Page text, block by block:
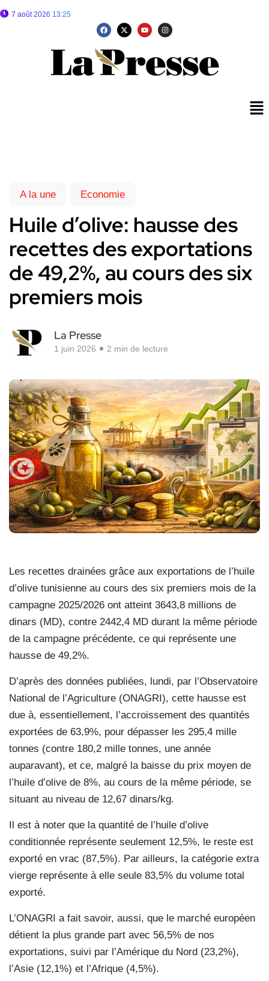
7 août 2026 13:25
A la une Economie
Huile d’olive: hausse des
recettes des exportations
de 49,2%, au cours des six
premiers mois
La Presse
1 juin 2026 2 min de lecture
Les recettes drainées grâce aux exportations de l’huile
d’olive tunisienne au cours des six premiers mois de la
campagne 2025/2026 ont atteint 3643,8 millions de
dinars (MD), contre 2442,4 MD durant la même période
de la campagne précédente, ce qui représente une
hausse de 49,2%.
D’après des données publiées, lundi, par l’Observatoire
National de l’Agriculture (ONAGRI), cette hausse est
due à, essentiellement, l’accroissement des quantités
exportées de 63,9%, pour dépasser les 295,4 mille
tonnes (contre 180,2 mille tonnes, une année
auparavant), et ce, malgré la baisse du prix moyen de
l’huile d’olive de 8%, au cours de la même période, se
situant au niveau de 12,67 dinars/kg.
Il est à noter que la quantité de l’huile d’olive
conditionnée représente seulement 12,5%, le reste est
exporté en vrac (87,5%). Par ailleurs, la catégorie extra
vierge représente à elle seule 83,5% du volume total
exporté.
L’ONAGRI a fait savoir, aussi, que le marché européen
détient la plus grande part avec 56,5% de nos
exportations, suivi par l’Amérique du Nord (23,2%),
l’Asie (12,1%) et l’Afrique (4,5%).